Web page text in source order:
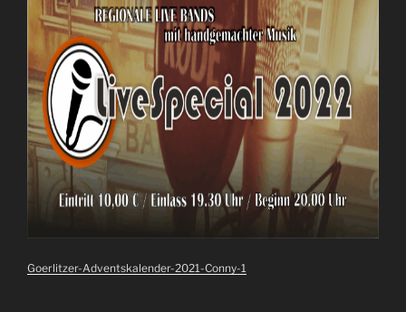
Goerlitzer-Adventskalender-2021-Conny-1